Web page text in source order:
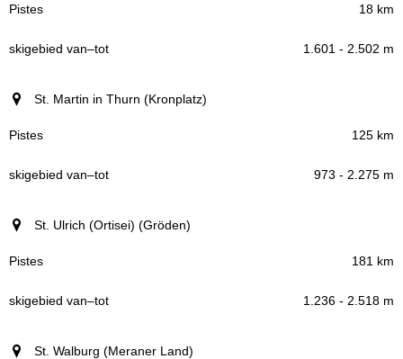
18 km
1.601 - 2.502 m
St. Martin in Thurn (Kronplatz)
125 km
973 - 2.275 m
St. Ulrich (Ortisei) (Gröden)
181 km
1.236 - 2.518 m
St. Walburg (Meraner Land)